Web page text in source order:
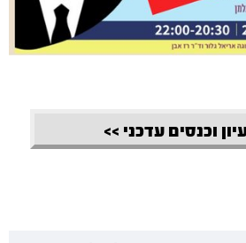
וכנסים עדכני >>